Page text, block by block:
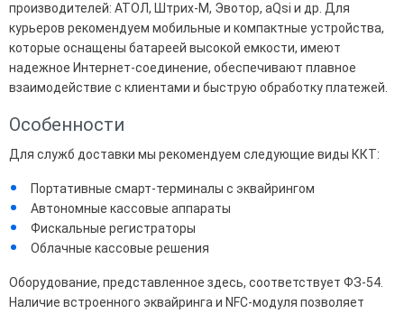
производителей: АТОЛ, Штрих-М, Эвотор, aQsi и др. Для
курьеров рекомендуем мобильные и компактные устройства,
которые оснащены батареей высокой емкости, имеют
надежное Интернет-соединение, обеспечивают плавное
взаимодействие с клиентами и быструю обработку платежей.
Особенности
Для служб доставки мы рекомендуем следующие виды ККТ:
Портативные смарт-терминалы с эквайрингом
Автономные кассовые аппараты
Фискальные регистраторы
Облачные кассовые решения
Оборудование, представленное здесь, соответствует ФЗ-54.
Наличие встроенного эквайринга и NFC-модуля позволяет